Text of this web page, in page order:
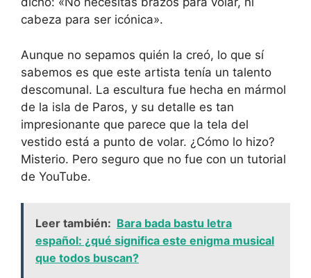
cabeza para ser icónica».
Aunque no sepamos quién la creó, lo que sí
sabemos es que este artista tenía un talento
descomunal. La escultura fue hecha en mármol
de la isla de Paros, y su detalle es tan
impresionante que parece que la tela del
vestido está a punto de volar. ¿Cómo lo hizo?
Misterio. Pero seguro que no fue con un tutorial
de YouTube.
Leer también: Bara bada bastu letra
español: ¿qué significa este enigma musical
que todos buscan?